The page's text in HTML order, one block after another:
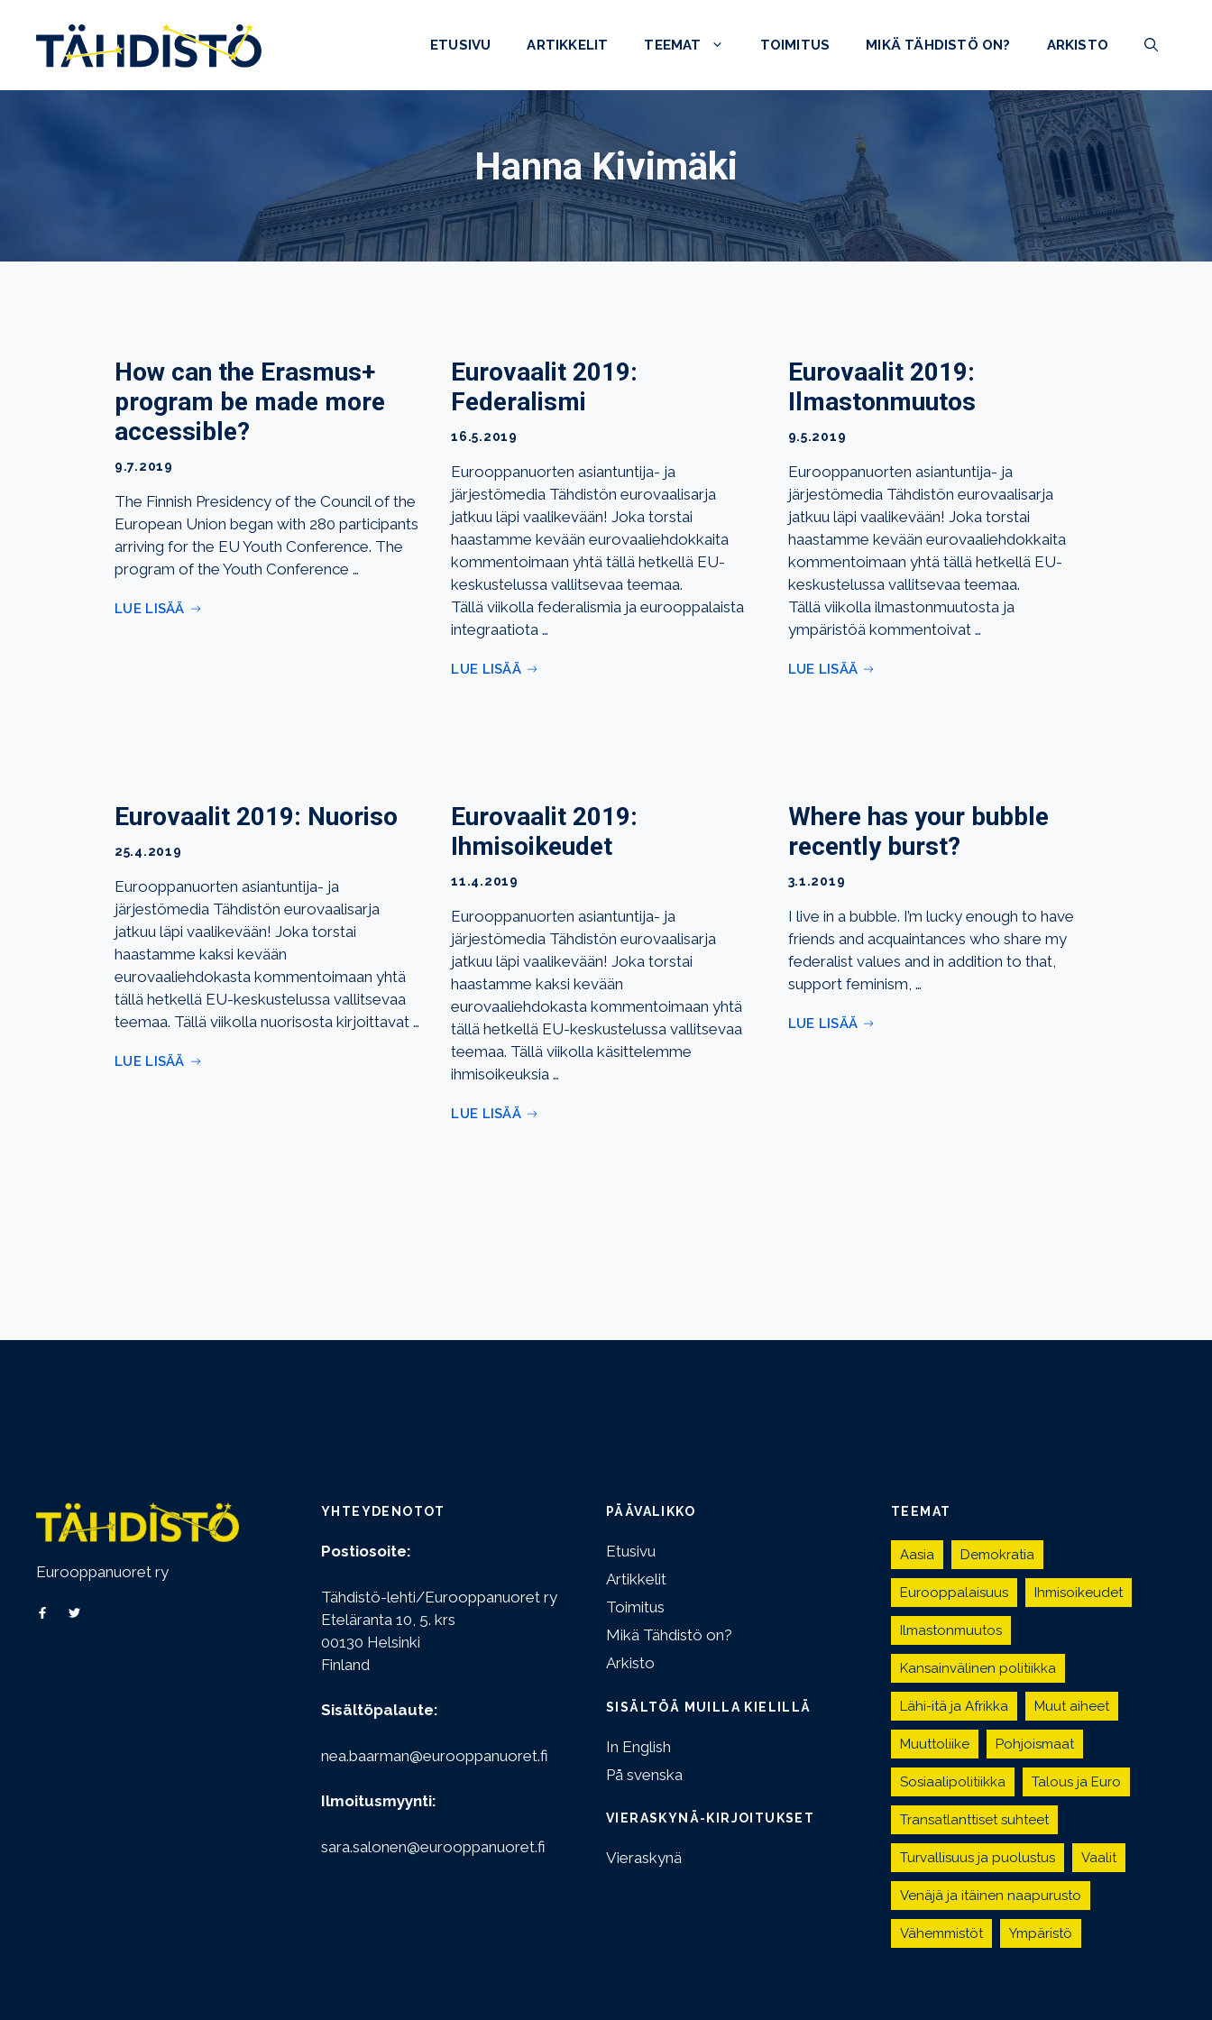
sisältöön
ETUSIVU ARTIKKELIT TEEMAT TOIMITUS MIKÄ TÄHDISTÖ ON? ARKISTO
Hanna Kivimäki
How can the Erasmus+
program be made more
accessible?
9.7.2019
The Finnish Presidency of the Council of the
European Union began with 280 participants
arriving for the EU Youth Conference. The
program of the Youth Conference …
LUE LISÄÄ
Eurovaalit 2019:
Federalismi
16.5.2019
Eurooppanuorten asiantuntija- ja
järjestömedia Tähdistön eurovaalisarja
jatkuu läpi vaalikevään! Joka torstai
haastamme kevään eurovaaliehdokkaita
kommentoimaan yhtä tällä hetkellä EU-
keskustelussa vallitsevaa teemaa.
Tällä viikolla federalismia ja eurooppalaista
integraatiota …
LUE LISÄÄ
Eurovaalit 2019:
Ilmastonmuutos
9.5.2019
Eurooppanuorten asiantuntija- ja
järjestömedia Tähdistön eurovaalisarja
jatkuu läpi vaalikevään! Joka torstai
haastamme kevään eurovaaliehdokkaita
kommentoimaan yhtä tällä hetkellä EU-
keskustelussa vallitsevaa teemaa.
Tällä viikolla ilmastonmuutosta ja
ympäristöä kommentoivat …
LUE LISÄÄ
Eurovaalit 2019: Nuoriso
25.4.2019
Eurooppanuorten asiantuntija- ja
järjestömedia Tähdistön eurovaalisarja
jatkuu läpi vaalikevään! Joka torstai
haastamme kaksi kevään
eurovaaliehdokasta kommentoimaan yhtä
tällä hetkellä EU-keskustelussa vallitsevaa
teemaa. Tällä viikolla nuorisosta kirjoittavat …
LUE LISÄÄ
Eurovaalit 2019:
Ihmisoikeudet
11.4.2019
Eurooppanuorten asiantuntija- ja
järjestömedia Tähdistön eurovaalisarja
jatkuu läpi vaalikevään! Joka torstai
haastamme kaksi kevään
eurovaaliehdokasta kommentoimaan yhtä
tällä hetkellä EU-keskustelussa vallitsevaa
teemaa. Tällä viikolla käsittelemme
ihmisoikeuksia …
LUE LISÄÄ
Where has your bubble
recently burst?
3.1.2019
I live in a bubble. I’m lucky enough to have
friends and acquaintances who share my
federalist values and in addition to that,
support feminism, …
LUE LISÄÄ
Eurooppanuoret ry
YHTEYDENOTOT
Postiosoite:
Tähdistö-lehti/Eurooppanuoret ry
Eteläranta 10, 5. krs
00130 Helsinki
Finland
Sisältöpalaute:
nea.baarman@eurooppanuoret.fi
Ilmoitusmyynti:
sara.salonen@eurooppanuoret.fi
PÄÄVALIKKO
Etusivu
Artikkelit
Toimitus
Mikä Tähdistö on?
Arkisto
SISÄLTÖÄ MUILLA KIELILLÄ
In English
På svenska
VIERASKYNÄ-KIRJOITUKSET
Vieraskynä
TEEMAT
Aasia Demokratia
Eurooppalaisuus Ihmisoikeudet
Ilmastonmuutos
Kansainvälinen politiikka
Lähi-itä ja Afrikka Muut aiheet
Muuttoliike Pohjoismaat
Sosiaalipolitiikka Talous ja Euro
Transatlanttiset suhteet
Turvallisuus ja puolustus Vaalit
Venäjä ja itäinen naapurusto
Vähemmistöt Ympäristö